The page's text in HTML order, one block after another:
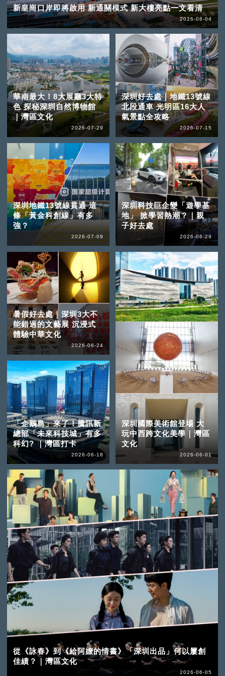
新皇崗口岸即將啟用 新通關模式 新大樓亮點一文看清
2026-08-04
華南最大！8大展廳3大特
色 探秘深圳自然博物館
｜灣區文化
2026-07-29
深圳好去處｜地鐵13號線
北段通車 光明區16大人
氣景點全攻略
2026-07-15
深圳地鐵13號線貫通 這
條「黃金科創線」有多
強？
2026-07-09
深圳科技巨企變「遊學基
地」 掀學習熱潮？｜親
子好去處
2026-06-29
暑假好去處｜深圳3大不
能錯過的文藝展 沉浸式
體驗中華文化
2026-06-24
「企鵝島」來了！騰訊新
總部「未來科技城」有多
科幻? ｜灣區打卡
2026-06-18
從《詠春》到《給阿嬤的情書》「深圳出品」何以屢創
佳績？｜灣區文化
2026-06-05
深圳國際美術館登場 大
玩中西跨文化美學｜灣區
文化
2026-06-01